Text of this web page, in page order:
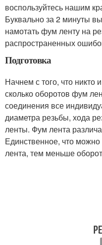
воспользуйтесь нашим
Буквально за 2 минуты
намотать фум ленту на
распространенных
Подготовка
Начнем с того, что никто
сколько оборотов фум
соединения все
диаметра резьбы, хода
ленты. Фум лента
Единственное, что
лента, тем меньше